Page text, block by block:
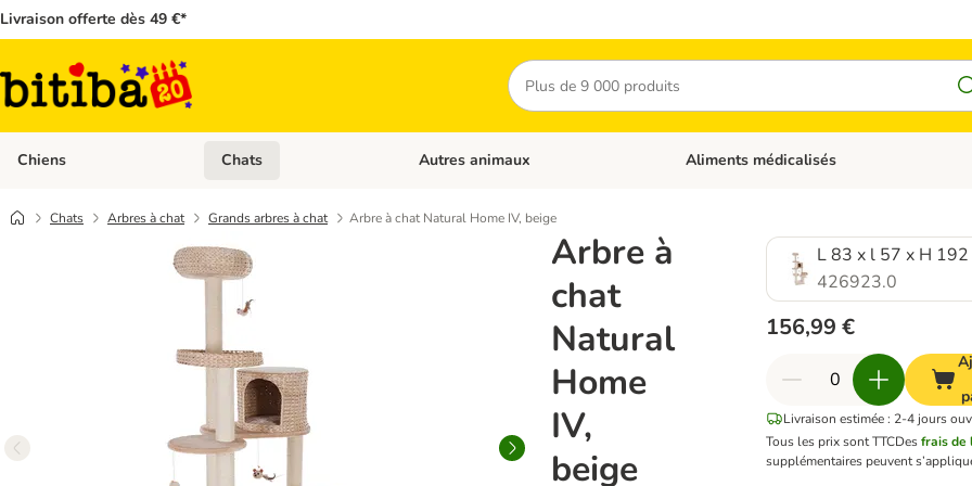
Livraison offerte dès 49 €*
Rechercher
Chiens Dérouler les catégories: Chiens
Chats Dérouler les catégories: Chats
Autres animaux Dérouler les catégories: Autres animaux
Aliments médicalisés
Chats Arbres à chat Grands arbres à chat Arbre à chat Natural Home IV, beige
Arbre à
chat
Natural
Home
IV,
beige
L 83 x l 57 x H 192
426923.0
156,99 €
Livraison estimée : 2-4 jours
Tous les prix sont TTCDesfrais de
supplémentaires peuvent